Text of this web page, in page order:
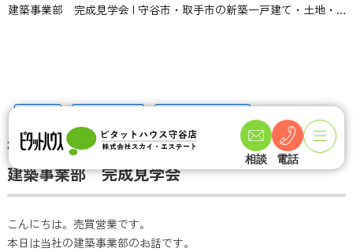
建築事業部 完成見学会 | 守谷市・取手市の新築一戸建て・土地・一軒家購入情報ならピタットハウス守谷店 スカイ・エステート
相談 電話
2019-06-11
建築事業部 完成見学会
こんにちは。売買営業です。
本日は当社の建築事業部のお話です。